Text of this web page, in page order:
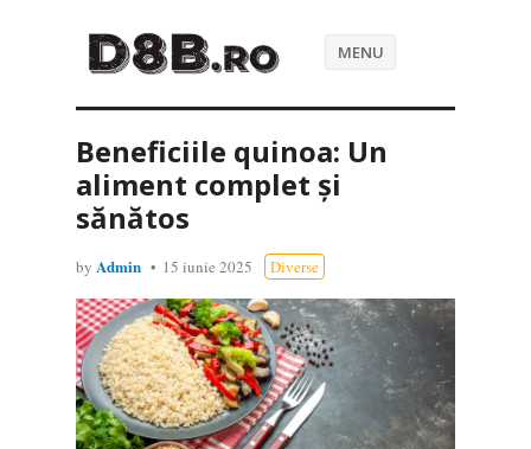
MENU
Beneficiile quinoa: Un
aliment complet și
sănătos
by Admin 15 iunie 2025 Diverse